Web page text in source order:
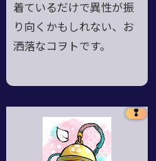
着ているだけで異性が振
り向くかもしれない、お
洒落なコヲトです。
❢